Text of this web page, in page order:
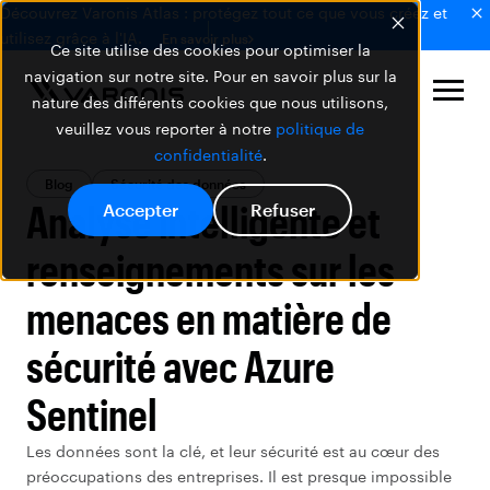
Ce site utilise des cookies pour optimiser la
navigation sur notre site. Pour en savoir plus sur la
nature des différents cookies que nous utilisons,
veuillez vous reporter à notre politique de
confidentialité.
Accepter Refuser
Découvrez Varonis Atlas : protégez tout ce que vous créez et
utilisez grâce à l'IA.
En savoir plus
Blog Sécurité des données
Analyse intelligente et
renseignements sur les
menaces en matière de
sécurité avec Azure
Sentinel
Les données sont la clé, et leur sécurité est au cœur des
préoccupations des entreprises. Il est presque impossible